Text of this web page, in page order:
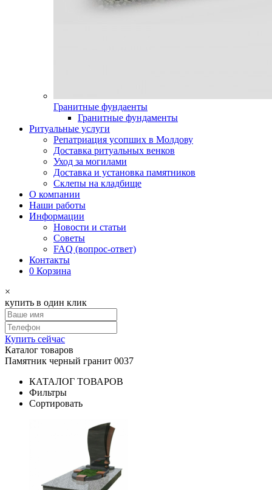
Гранитные фундаенты
Гранитные фундаменты
Ритуальные услуги
Репатриация усопших в Молдову
Доставка ритуальных венков
Уход за могилами
Доставка и установка памятников
Склепы на кладбище
О компании
Наши работы
Информации
Новости и статьи
Советы
FAQ (вопрос-ответ)
Контакты
0 Корзина
×
купить в один клик
Купить сейчас
Каталог товаров
Памятник черный гранит 0037
КАТАЛОГ ТОВАРОВ
Фильтры
Сортировать